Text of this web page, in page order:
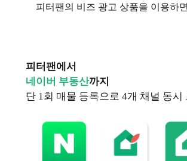
피터팬의 비즈 광고 상품을 이용하
피터팬에서
네이버 부동산까지
단 1회 매물 등록으로 4개 채널 동시